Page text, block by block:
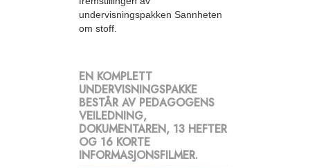
undervisningspakken Sannheten
om stoff.
EN KOMPLETT
UNDERVISNINGSPAKKE
BESTÅR AV PEDAGOGENS
VEILEDNING,
DOKUMENTAREN, 13 HEFTER
OG 16 KORTE
INFORMASJONSFILMER.